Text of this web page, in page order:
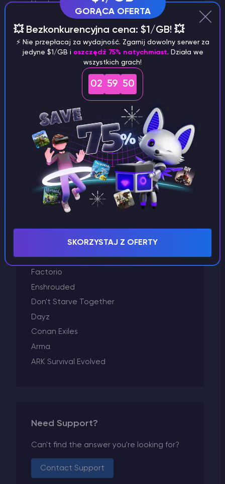
Uruchamianie serwera
Terraria
Starbound
Space Engineers
Project Zomboid
Palworld
Minecraft
Left 4 Dead 2
Killing Floor 2
Inne
Hosting VPS
Godlike Panel
Garry's Mod
Fakturowanie
Factorio
Enshrouded
Don't Starve Together
Dayz
Conan Exiles
Arma
ARK Survival Evolved
Need Support?
Can't find the answer you're looking for?
Contact Support
GORĄCA OFERTA
💥 Bezkonkurencyjna cena: $1/GB! 💥
⚡️ Nie przepłacaj za wydajność. Zgarnij dowolny serwer za
jedyne $1/GB i oszczędź 75% natychmiast. Działa we
wszystkich grach!
02 59 49
SKORZYSTAJ Z OFERTY